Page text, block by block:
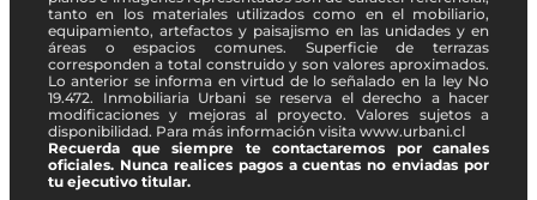
tanto en los materiales utilizados como en el mobiliario,
equipamiento, artefactos y paisajismo en las unidades y en
áreas o espacios comunes. Superficie de terrazas
corresponden a total construido y son valores aproximados.
Lo anterior se informa en virtud de lo señalado en la ley No
19.472. Inmobiliaria Urbani se reserva el derecho a hacer
modificaciones y mejoras al proyecto. Valores sujetos a
disponibilidad. Para más información visita www.urbani.cl
Recuerda que siempre te contactaremos por canales
oficiales. Nunca realices pagos a cuentas no enviadas por
tu ejecutivo titular.